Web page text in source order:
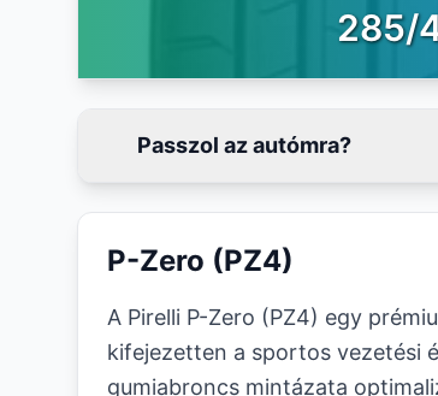
285/
Passzol az autómra?
P-Zero (PZ4)
A Pirelli P-Zero (PZ4) egy
kifejezetten a sportos vezetési
gumiabroncs mintázata